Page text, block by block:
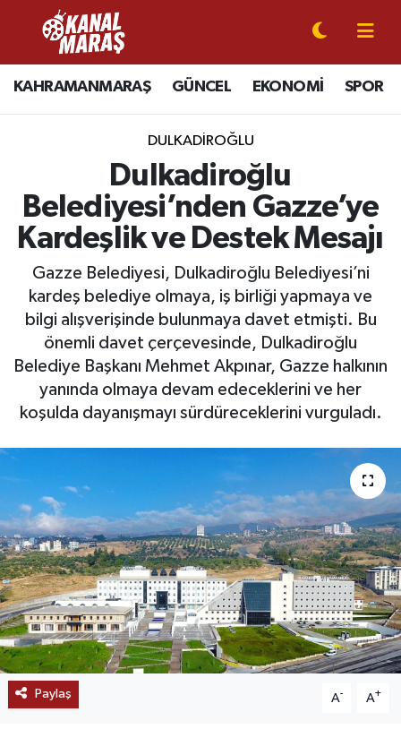
KAHRAMANMARAŞ GÜNCEL EKONOMİ SPOR
DULKADİROĞLU
Dulkadiroğlu
Belediyesi’nden Gazze’ye
Kardeşlik ve Destek Mesajı
Gazze Belediyesi, Dulkadiroğlu Belediyesi’ni
kardeş belediye olmaya, iş birliği yapmaya ve
bilgi alışverişinde bulunmaya davet etmişti. Bu
önemli davet çerçevesinde, Dulkadiroğlu
Belediye Başkanı Mehmet Akpınar, Gazze halkının
yanında olmaya devam edeceklerini ve her
koşulda dayanışmayı sürdüreceklerini vurguladı.
Paylaş A- A+
CANLI YAYIN
KAHRAMANMARAŞ
SPOR
SİYASET
EKONOMİ
GÜNDEM
MAGAZİN
BÖLGE
KEŞFET
POPÜLER
DÜNYA
TREND
Kahramanmaraş Nöbetçi Eczaneler
Kahramanmaraş Hava Durumu
Kahramanmaraş Namaz Vakitleri
Kahramanmaraş Trafik Yoğunluk Haritası
Süper Lig Puan Durumu ve Fikstür
Tüm Manşetler
Son Dakika Haberleri
Haber Arşivi